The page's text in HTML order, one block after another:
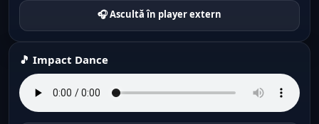
🎧 Ascultă în player extern
🎵 Impact Dance